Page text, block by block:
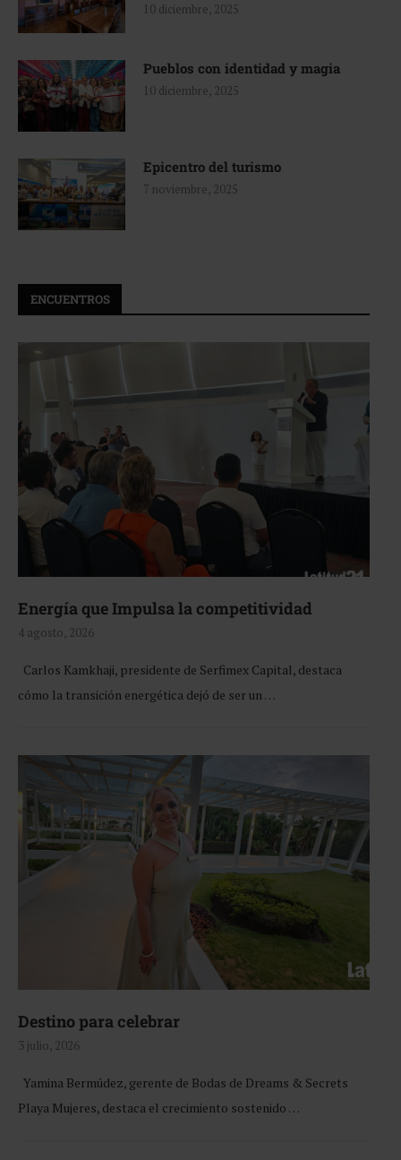
10 diciembre, 2025
Pueblos con identidad y magia
10 diciembre, 2025
Epicentro del turismo
7 noviembre, 2025
ENCUENTROS
Energía que Impulsa la competitividad
4 agosto, 2026
Carlos Kamkhaji, presidente de Serfimex Capital, destaca
cómo la transición energética dejó de ser un …
Destino para celebrar
3 julio, 2026
Yamina Bermúdez, gerente de Bodas de Dreams & Secrets
Playa Mujeres, destaca el crecimiento sostenido …